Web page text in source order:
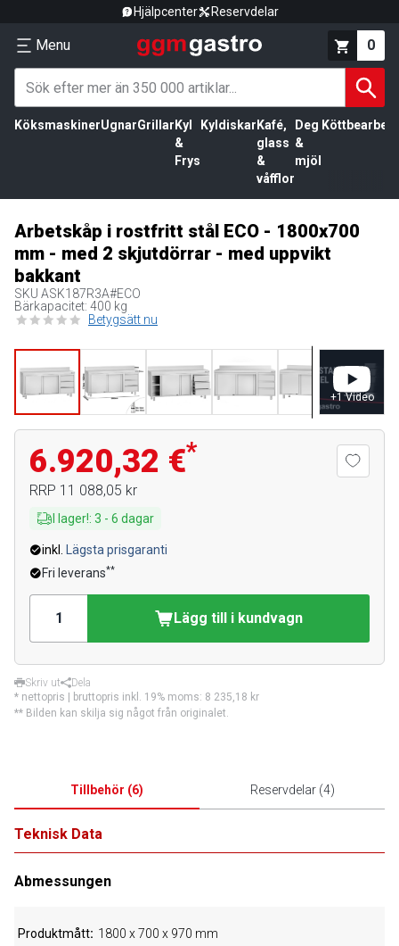
Hjälpcenter Reservdelar
Menu 0
KöksmaskinerUgnarGrillar Kyl
&
Frys
Kyldiskar Kafé,
glass
&
våfflor
Deg
&
mjöl
Arbetskåp i rostfritt stål ECO - 1800x700
mm - med 2 skjutdörrar - med uppvikt
bakkant
SKU ASK187R3A#ECO
Bärkapacitet: 400 kg
Betygsätt nu
+1 Video
6.920,32 €*
RRP 11 088,05 kr
I lager!: 3 - 6 dagar
inkl.
Lägsta prisgaranti
Fri leverans**
Lägg till i kundvagn
Skriv ut
Dela
* nettopris | bruttopris inkl. 19% moms: 8 235,18 kr
** Bilden kan skilja sig något från originalet.
Tillbehör (6) Reservdelar(4)
Teknisk Data
Abmessungen
Produktmått 1800 x 700 x 970 mm